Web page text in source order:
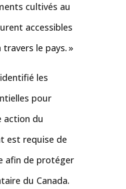
cultivés au
accessibles
le pays. »
les
pour
action du
est requise de
afin de protéger
du Canada.